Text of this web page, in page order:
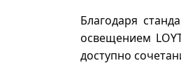
Благодаря
освещением
доступно